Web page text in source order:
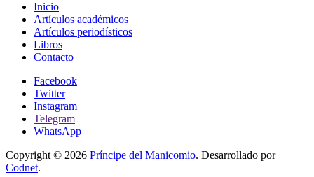
Inicio
Artículos académicos
Artículos periodísticos
Libros
Contacto
Facebook
Twitter
Instagram
Telegram
WhatsApp
Copyright © 2026 Príncipe del Manicomio. Desarrollado por
Codnet.